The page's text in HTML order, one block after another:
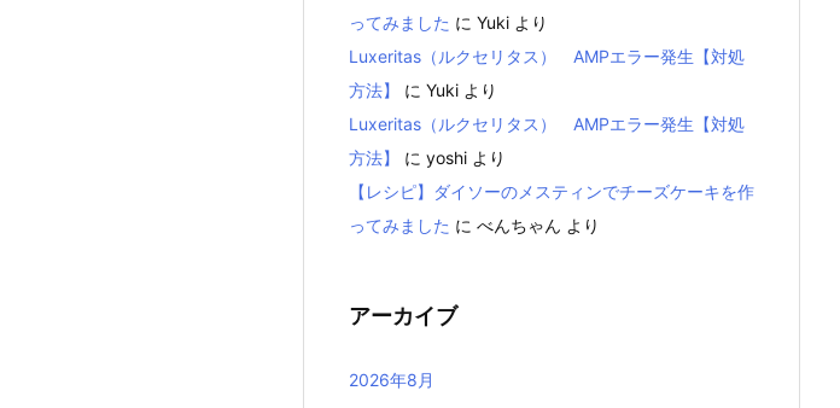
ってみました に Yuki より
Luxeritas（ルクセリタス） AMPエラー発生【対処
方法】
に Yuki より
Luxeritas（ルクセリタス） AMPエラー発生【対処
方法】
に yoshi より
【レシピ】ダイソーのメスティンでチーズケーキを作
ってみました に べんちゃん より
アーカイブ
2026年8月